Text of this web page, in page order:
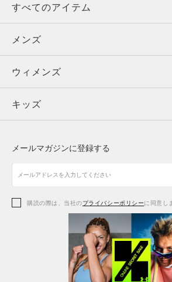
すべてのアイテム
メンズ
ウィメンズ
キッズ
アクセサリー
メンズ
トップス
ボトムス
アクセサリー
ウィメンズ
トップス
シューズ
アクセサリー
レギンス＆タイツ
キッズ
シューズ
メールマガジンに登録する
購読の際は、当社のプライバシーポリシーに同意し